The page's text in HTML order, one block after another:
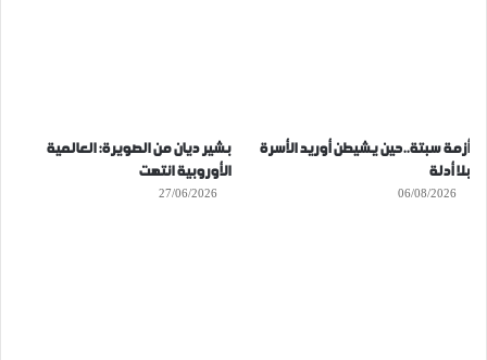
أزمة سبتة..حين يشيطن أوريد الأسرة
بلا أدلة
06/08/2026
بشير ديان من الصويرة: العالمية
الأوروبية انتهت
27/06/2026